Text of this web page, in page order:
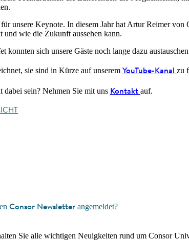
unsere Keynote. In diesem Jahr hat Artur Reimer
und wie die Zukunft aussehen kann.
konnten sich unsere Gäste noch lange dazu
sie sind in Kürze auf unserem YouTube-Kanal zu
dabei sein? Nehmen Sie mit uns Kontakt auf.
Consor Newsletter angemeldet?
Sie alle wichtigen Neuigkeiten rund um Consor